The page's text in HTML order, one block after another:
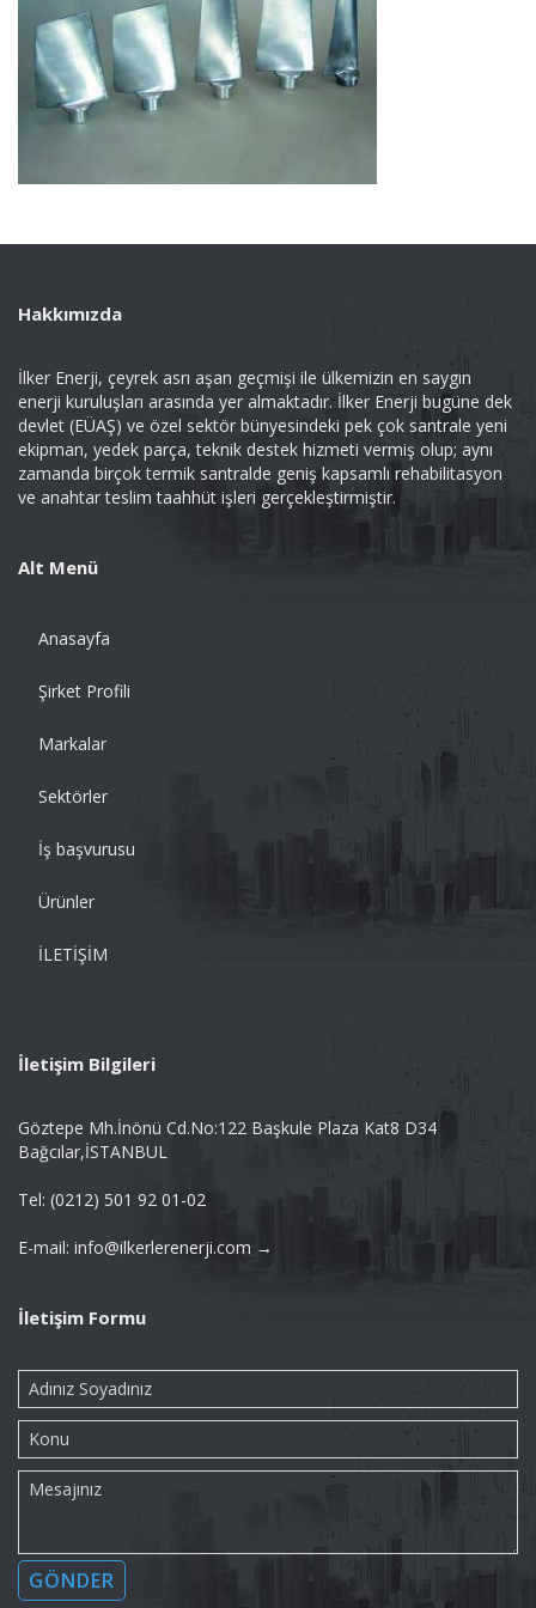
Hakkımızda
İlker Enerji, çeyrek asrı aşan geçmişi ile ülkemizin en saygın
enerji kuruluşları arasında yer almaktadır. İlker Enerji bugüne dek
devlet (EÜAŞ) ve özel sektör bünyesindeki pek çok santrale yeni
ekipman, yedek parça, teknik destek hizmeti vermiş olup; aynı
zamanda birçok termik santralde geniş kapsamlı rehabilitasyon
ve anahtar teslim taahhüt işleri gerçekleştirmiştir.
Alt Menü
Anasayfa
Şirket Profili
Markalar
Sektörler
İş başvurusu
Ürünler
İLETİŞİM
İletişim Bilgileri
Göztepe Mh.İnönü Cd.No:122 Başkule Plaza Kat8 D34
Bağcılar,İSTANBUL
Tel: (0212) 501 92 01-02
E-mail: info@ilkerlerenerji.com →
İletişim Formu